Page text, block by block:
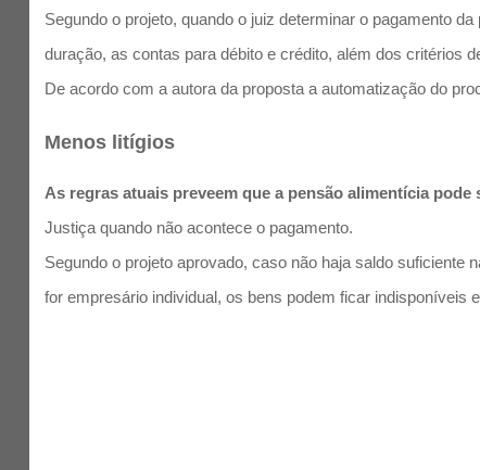
Segundo o projeto, quando o juiz determinar o pagamento
duração, as contas para débito e crédito, além dos critérios
De acordo com a autora da proposta a automatização do
Menos litígios
As regras atuais preveem que a pensão alimentícia
Justiça quando não acontece o pagamento.
Segundo o projeto aprovado, caso não haja saldo
for empresário individual, os bens podem ficar indisponíveis